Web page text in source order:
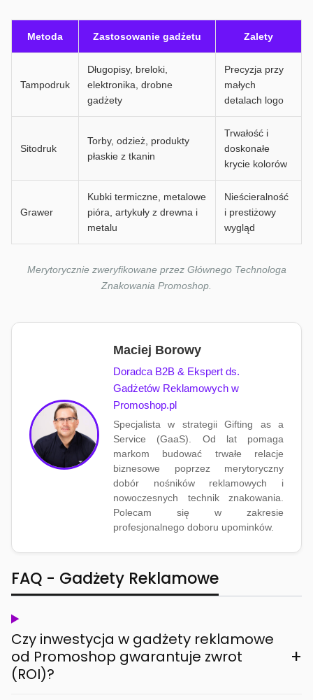
Metoda Zastosowanie gadżetu Zalety
Tampodruk
Długopisy, breloki,
elektronika, drobne
gadżety
Precyzja przy
małych
detalach logo
Sitodruk
Torby, odzież, produkty
płaskie z tkanin
Trwałość i
doskonałe
krycie kolorów
Grawer
Kubki termiczne, metalowe
pióra, artykuły z drewna i
metalu
Nieścieralność
i prestiżowy
wygląd
Merytorycznie zweryfikowane przez Głównego Technologa
Znakowania Promoshop.
Maciej Borowy
Doradca B2B & Ekspert ds.
Gadżetów Reklamowych w
Promoshop.pl
Specjalista w strategii Gifting as a
Service (GaaS). Od lat pomaga
markom budować trwałe relacje
biznesowe poprzez merytoryczny
dobór nośników reklamowych i
nowoczesnych technik znakowania.
Polecam się w zakresie
profesjonalnego doboru upominków.
FAQ - Gadżety Reklamowe
Czy inwestycja w gadżety reklamowe
od Promoshop gwarantuje zwrot
(ROI)?
+